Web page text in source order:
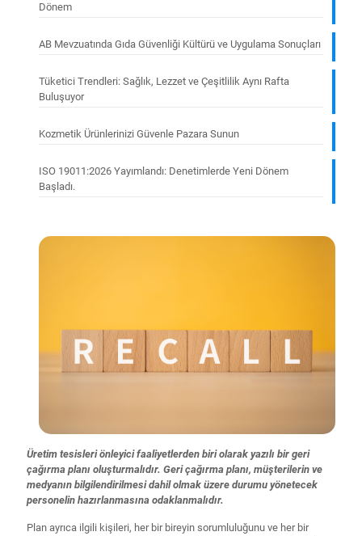
Dönem
AB Mevzuatında Gıda Güvenliği Kültürü ve Uygulama Sonuçları
Tüketici Trendleri: Sağlık, Lezzet ve Çeşitlilik Aynı Rafta
Buluşuyor
Kozmetik Ürünlerinizi Güvenle Pazara Sunun
ISO 19011:2026 Yayımlandı: Denetimlerde Yeni Dönem
Başladı.
Üretim tesisleri önleyici faaliyetlerden biri olarak yazılı bir geri
çağırma planı oluşturmalıdır. Geri çağırma planı, müşterilerin ve
medyanın bilgilendirilmesi dahil olmak üzere durumu yönetecek
personelin hazırlanmasına odaklanmalıdır.
Plan ayrıca ilgili kişileri, her bir bireyin sorumluluğunu ve her bir